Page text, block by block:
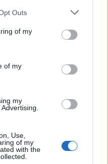
Outs
of my
of my
my
Use,
of my
with the
Romagnoli escluso